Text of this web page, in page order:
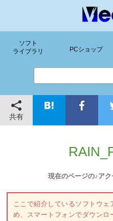
ソフト
ライブラリ
PCショップ
共有
現在のページの♪ア
ここで紹介しているソフトウ
め、スマートフォンでダウンロ